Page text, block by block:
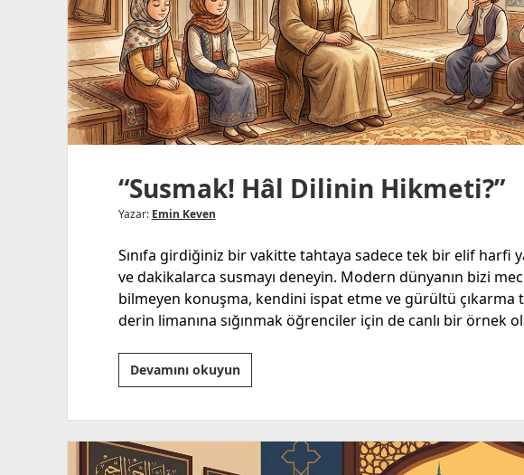
“Susmak! Hâl Dilinin Hikmeti?”
Yazar: Emin Keven
Sınıfa girdiğiniz bir vakitte tahtaya sadece tek bir elif harfi
ve dakikalarca susmayı deneyin. Modern dünyanın bizi
bilmeyen konuşma, kendini ispat etme ve gürültü çıkarma
derin limanına sığınmak öğrenciler için de canlı bir örnek
Devamını okuyun“Susmak!
Hâl